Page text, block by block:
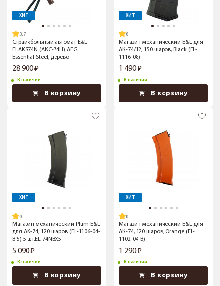
ХИТ
3.7
Страйкбольный автомат E&L
ELAKS74N (АКС-74Н) AEG
Essential Steel, дерево
28 900
В наличии
В корзину
ХИТ
Магазин механический E&L для
АК-74/12, 150 шаров, Black (EL-
1116-08)
1 490
В наличии
В корзину
ХИТ
Магазин механический Plum E&L
для АК-74, 120 шаров (EL-1106-04-
B 5) 5 шт.EL-74NBX5
5 090
В наличии
В корзину
ХИТ
Магазин механический E&L для
АК-74, 120 шаров, Orange (EL-
1102-04-B)
1 290
В наличии
В корзину